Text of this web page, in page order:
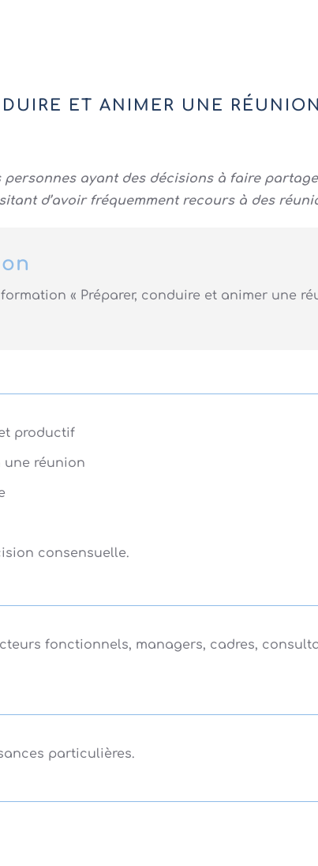
ET ANIMER UNE
personnes ayant des décisions à faire
d’avoir fréquemment recours à des
« Préparer, conduire et animer une
productif
une réunion
consensuelle.
fonctionnels, managers, cadres,
particulières.